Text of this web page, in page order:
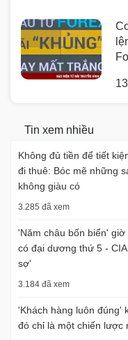
Tin xem nhiều
Không đủ tiền để tiết
đi thuê: Bóc mẽ những
không giàu có
3.285 đã xem
'Năm châu bốn biển'
có đại dương thứ 5 -
sợ'
3.184 đã xem
'Khách hàng luôn đúng'
đó chỉ là một chiến lược